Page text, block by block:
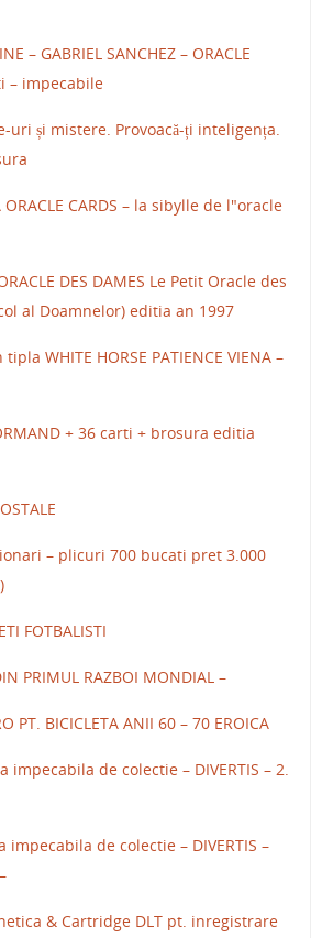
– GABRIEL SANCHEZ – ORACLE
– impecabile
uri și mistere. Provoacă-ți inteligența.
CARDS – la sibylle de l"oracle
DES DAMES Le Petit Oracle des
al Doamnelor) editia an 1997
WHITE HORSE PATIENCE VIENA –
+ 36 carti + brosura editia
– plicuri 700 bucati pret 3.000
FOTBALISTI
PRIMUL RAZBOI MONDIAL –
PT. BICICLETA ANII 60 – 70 EROICA
de colectie – DIVERTIS – 2.
de colectie – DIVERTIS –
& Cartridge DLT pt. inregistrare